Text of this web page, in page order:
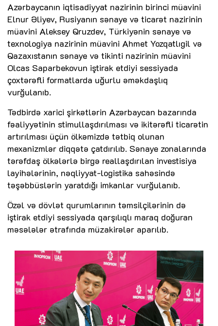
Azərbaycanın iqtisadiyyat nazirinin birinci müavini
Elnur Əliyev, Rusiyanın sənaye və ticarət nazirinin
müavini Aleksey Qruzdev, Türkiyənin sənaye və
texnologiya nazirinin müavini Ahmet Yozqatlıgil və
Qazaxıstanın sənaye və tikinti nazirinin müavini
Olcas Saparbekovun iştirak etdiyi sessiyada
çoxtərəfli formatlarda uğurlu əməkdaşlıq
vurğulanıb.
Tədbirdə xarici şirkətlərin Azərbaycan bazarında
fəaliyyətinin stimullaşdırılması və ikitərəfli ticarətin
artırılması üçün ölkəmizdə tətbiq olunan
mexanizmlər diqqətə çatdırılıb. Sənaye zonalarında
tərəfdaş ölkələrlə birgə reallaşdırılan investisiya
layihələrinin, nəqliyyat-logistika sahəsində
təşəbbüslərin yaratdığı imkanlar vurğulanıb.
Özəl və dövlət qurumlarının təmsilçilərinin də
iştirak etdiyi sessiyada qarşılıqlı maraq doğuran
məsələlər ətrafında müzakirələr aparılıb.